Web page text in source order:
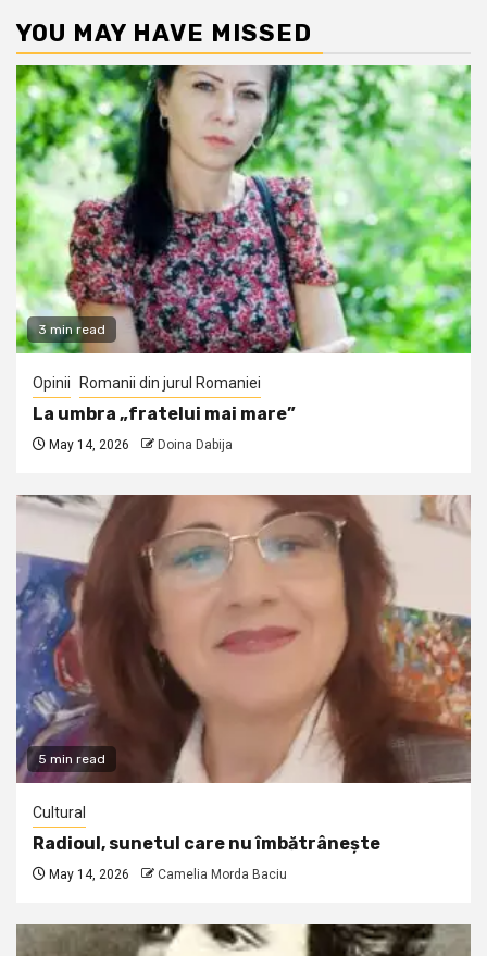
YOU MAY HAVE MISSED
3 min read
Opinii Romanii din jurul Romaniei
La umbra „fratelui mai mare”
May 14, 2026 Doina Dabija
5 min read
Cultural
Radioul, sunetul care nu îmbătrânește
May 14, 2026 Camelia Morda Baciu